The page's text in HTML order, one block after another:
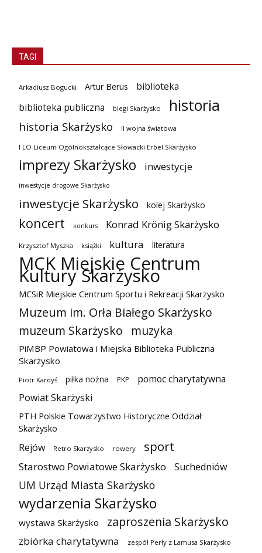
TAGI
Arkadiusz Bogucki Artur Berus
biblioteka
biblioteka publiczna
biegi Skarżysko historia
historia Skarżysko II wojna światowa
I LO Liceum Ogólnokształcące Słowacki Erbel Skarżysko
imprezy Skarżysko inwestycje
inwestycje drogowe Skarżysko
inwestycje Skarżysko kolej Skarżysko
koncert konkurs Konrad Krönig Skarżysko
Krzysztof Myszka książki kultura literatura
MCK Miejskie Centrum
Kultury Skarżysko
MCSiR Miejskie Centrum Sportu i Rekreacji Skarżysko
Muzeum im. Orła Białego Skarżysko
muzeum Skarżysko
muzyka
PiMBP Powiatowa i Miejska Biblioteka Publiczna
Skarżysko
Piotr Kardyś piłka nożna PKP
pomoc charytatywna
Powiat Skarżyski
PTH Polskie Towarzystwo Historyczne Oddział
Skarżysko
Rejów Retro Skarżysko rowery sport
Starostwo Powiatowe Skarżysko Suchedniów
UM Urząd Miasta Skarżysko
wydarzenia Skarżysko
wystawa Skarżysko zaproszenia Skarżysko
zbiórka charytatywna zespół Perły z Lamusa Skarżysko